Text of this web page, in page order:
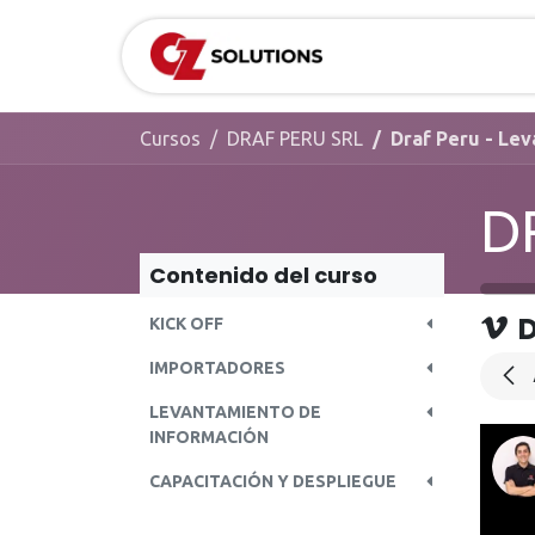
Cursos DRAF PERU SRL Draf Peru -
Contenido del curso
KICK OFF
IMPORTADORES
LEVANTAMIENTO DE
INFORMACIÓN
CAPACITACIÓN Y DESPLIEGUE